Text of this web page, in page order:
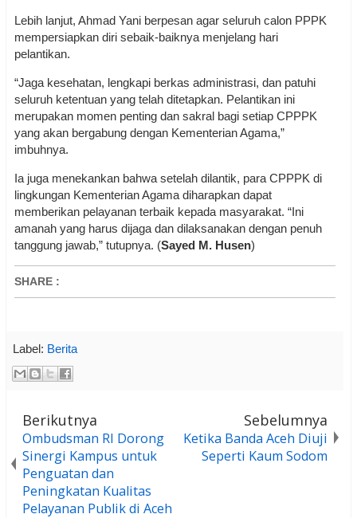
Lebih lanjut, Ahmad Yani berpesan agar seluruh calon PPPK
mempersiapkan diri sebaik-baiknya menjelang hari
pelantikan.
“Jaga kesehatan, lengkapi berkas administrasi, dan patuhi
seluruh ketentuan yang telah ditetapkan. Pelantikan ini
merupakan momen penting dan sakral bagi setiap CPPPK
yang akan bergabung dengan Kementerian Agama,”
imbuhnya.
Ia juga menekankan bahwa setelah dilantik, para CPPPK di
lingkungan Kementerian Agama diharapkan dapat
memberikan pelayanan terbaik kepada masyarakat. “Ini
amanah yang harus dijaga dan dilaksanakan dengan penuh
tanggung jawab,” tutupnya. (Sayed M. Husen)
SHARE :
Label: Berita
Berikutnya
Ombudsman RI Dorong
Sinergi Kampus untuk
Penguatan dan
Peningkatan Kualitas
Pelayanan Publik di Aceh
Sebelumnya
Ketika Banda Aceh Diuji
Seperti Kaum Sodom